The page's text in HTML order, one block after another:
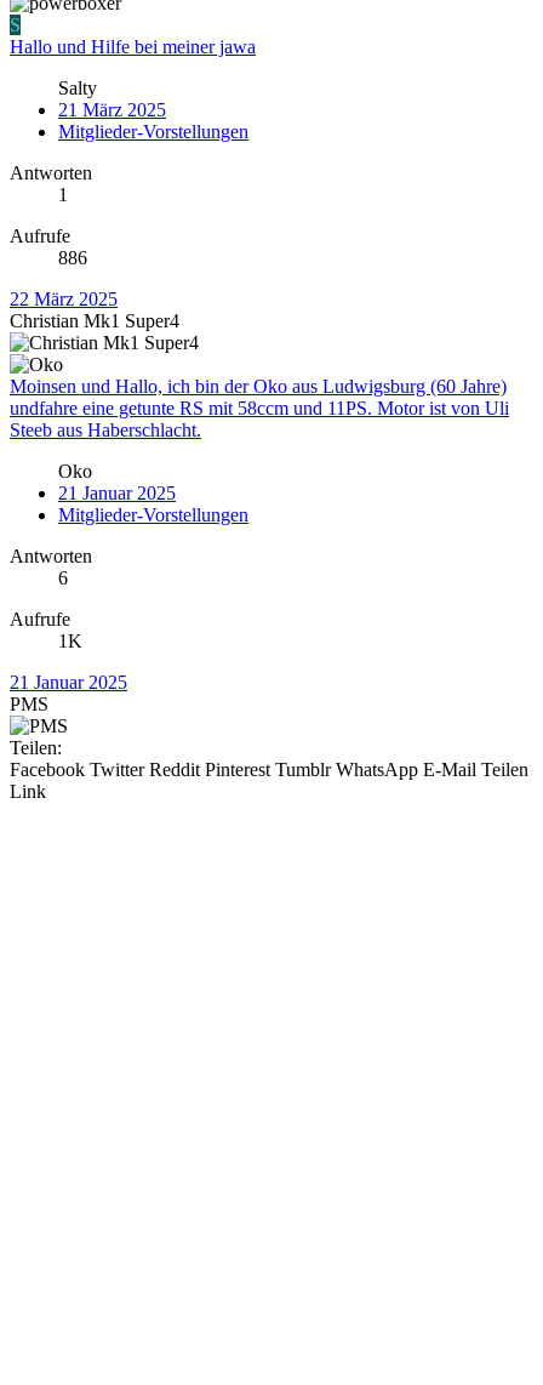
S
Hallo und Hilfe bei meiner jawa
Salty
21 März 2025
Mitglieder-Vorstellungen
Antworten
1
Aufrufe
886
22 März 2025
Christian Mk1 Super4
Moinsen und Hallo, ich bin der Oko aus Ludwigsburg (60 Jahre)
undfahre eine getunte RS mit 58ccm und 11PS. Motor ist von Uli
Steeb aus Haberschlacht.
Oko
21 Januar 2025
Mitglieder-Vorstellungen
Antworten
6
Aufrufe
1K
21 Januar 2025
PMS
Teilen:
Facebook Twitter Reddit Pinterest Tumblr WhatsApp E-Mail Teilen
Link